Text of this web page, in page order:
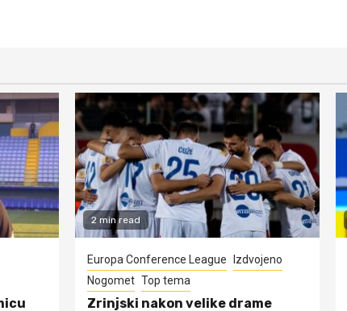
2 min read
Europa Conference League
Izdvojeno
Nogomet Top tema
Zrinjski nakon velike drame